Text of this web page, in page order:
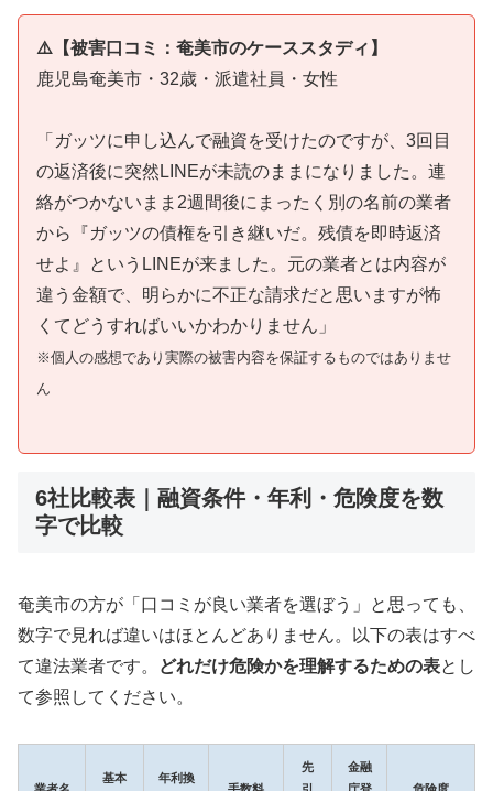
⚠️【被害口コミ：奄美市のケーススタディ】
鹿児島奄美市・32歳・派遣社員・女性
「ガッツに申し込んで融資を受けたのですが、3回目
の返済後に突然LINEが未読のままになりました。連
絡がつかないまま2週間後にまったく別の名前の業者
から『ガッツの債権を引き継いだ。残債を即時返済
せよ』というLINEが来ました。元の業者とは内容が
違う金額で、明らかに不正な請求だと思いますが怖
くてどうすればいいかわかりません」
※個人の感想であり実際の被害内容を保証するものではありませ
ん
6社比較表｜融資条件・年利・危険度を数
字で比較
奄美市の方が「口コミが良い業者を選ぼう」と思っても、
数字で見れば違いはほとんどありません。以下の表はすべ
て違法業者です。
どれだけ危険かを理解するための表とし
て参照してください。
基本
年利換
先
金融